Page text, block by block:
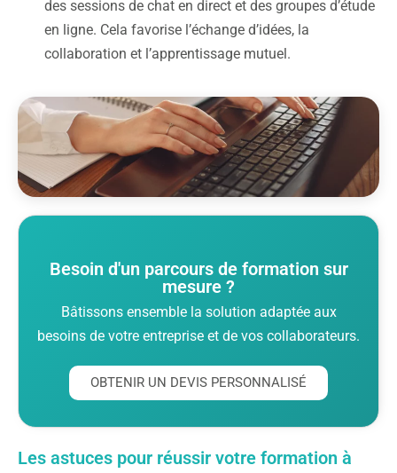
des sessions de chat en direct et des groupes d’étude
en ligne. Cela favorise l’échange d’idées, la
collaboration et l’apprentissage mutuel.
Besoin d'un parcours de formation sur
mesure ?
Bâtissons ensemble la solution adaptée aux
besoins de votre entreprise et de vos collaborateurs.
OBTENIR UN DEVIS PERSONNALISÉ
Les astuces pour réussir votre formation à